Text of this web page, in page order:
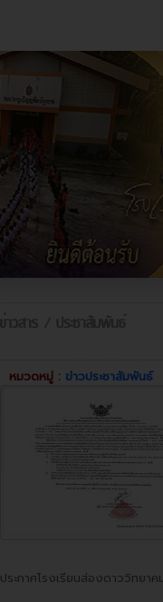
หมวดหมู่ : ข่าวประชาสัมพันธ์
ประกาศโรงเรียนส่องดาววิทยา